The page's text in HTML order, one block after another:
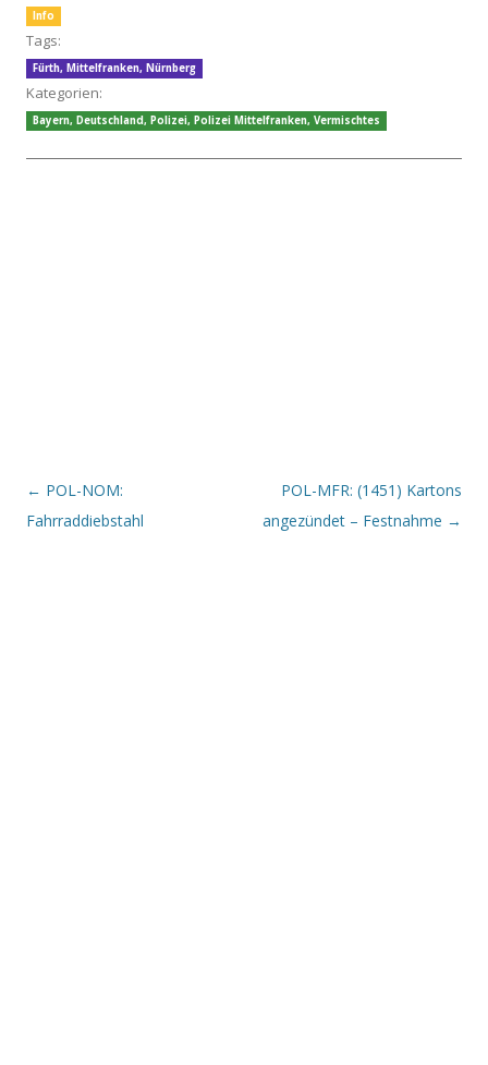
Info
Tags:
Fürth, Mittelfranken, Nürnberg
Kategorien:
Bayern, Deutschland, Polizei, Polizei Mittelfranken, Vermischtes
Beitrags-Navigation
← POL-NOM:
Fahrraddiebstahl
POL-MFR: (1451) Kartons
angezündet – Festnahme →